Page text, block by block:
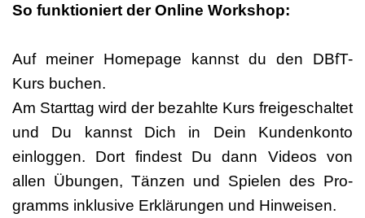
So funktioniert der Online Workshop:
Auf meiner Homepage kannst du den DBfT-
Kurs buchen.
Am Starttag wird der bezahlte Kurs freigeschaltet
und Du kannst Dich in Dein Kundenkonto
einloggen. Dort findest Du dann Videos von
allen Übungen, Tänzen und Spielen des Pro-
gramms inklusive Erklärungen und Hinweisen.